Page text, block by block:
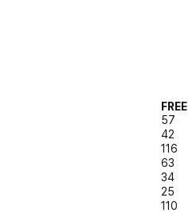
FREE
57
42
116
63
34
25
110